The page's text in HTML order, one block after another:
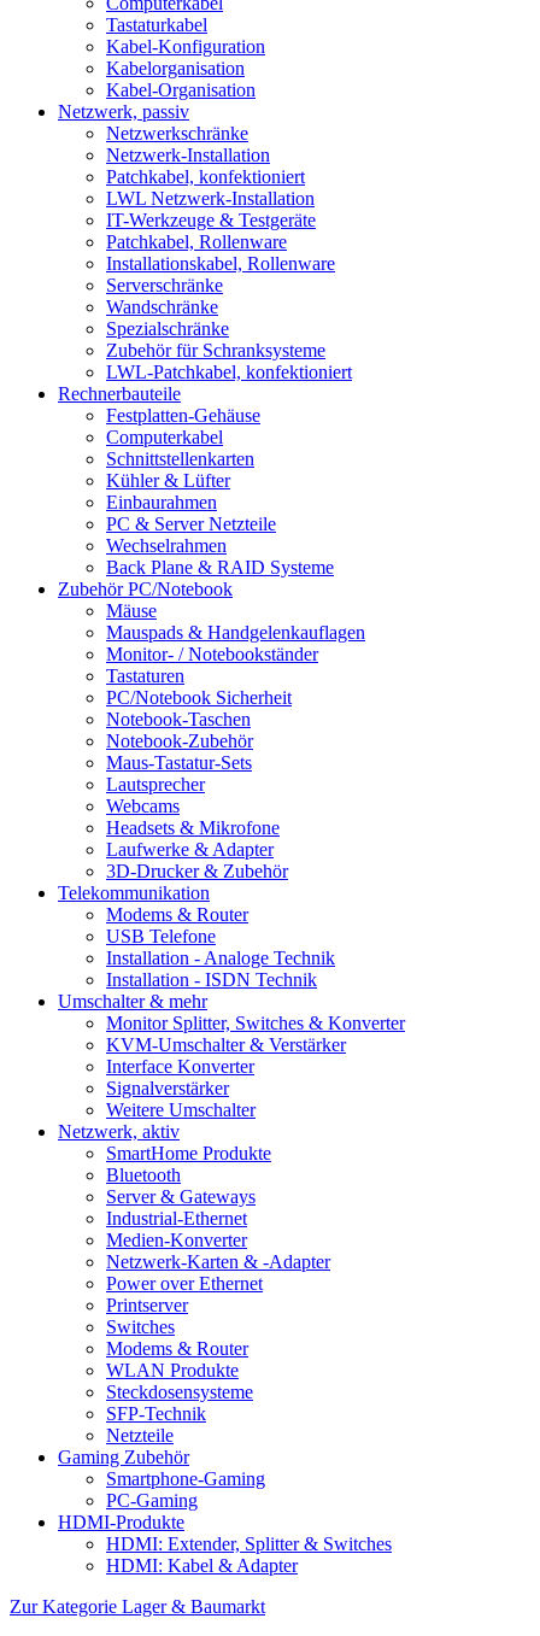
Tastaturkabel
Kabel-Konfiguration
Kabelorganisation
Kabel-Organisation
Netzwerk, passiv
Netzwerkschränke
Netzwerk-Installation
Patchkabel, konfektioniert
LWL Netzwerk-Installation
IT-Werkzeuge & Testgeräte
Patchkabel, Rollenware
Installationskabel, Rollenware
Serverschränke
Wandschränke
Spezialschränke
Zubehör für Schranksysteme
LWL-Patchkabel, konfektioniert
Rechnerbauteile
Festplatten-Gehäuse
Computerkabel
Schnittstellenkarten
Kühler & Lüfter
Einbaurahmen
PC & Server Netzteile
Wechselrahmen
Back Plane & RAID Systeme
Zubehör PC/Notebook
Mäuse
Mauspads & Handgelenkauflagen
Monitor- / Notebookständer
Tastaturen
PC/Notebook Sicherheit
Notebook-Taschen
Notebook-Zubehör
Maus-Tastatur-Sets
Lautsprecher
Webcams
Headsets & Mikrofone
Laufwerke & Adapter
3D-Drucker & Zubehör
Telekommunikation
Modems & Router
USB Telefone
Installation - Analoge Technik
Installation - ISDN Technik
Umschalter & mehr
Monitor Splitter, Switches & Konverter
KVM-Umschalter & Verstärker
Interface Konverter
Signalverstärker
Weitere Umschalter
Netzwerk, aktiv
SmartHome Produkte
Bluetooth
Server & Gateways
Industrial-Ethernet
Medien-Konverter
Netzwerk-Karten & -Adapter
Power over Ethernet
Printserver
Switches
Modems & Router
WLAN Produkte
Steckdosensysteme
SFP-Technik
Netzteile
Gaming Zubehör
Smartphone-Gaming
PC-Gaming
HDMI-Produkte
HDMI: Extender, Splitter & Switches
HDMI: Kabel & Adapter
Zur Kategorie Lager & Baumarkt